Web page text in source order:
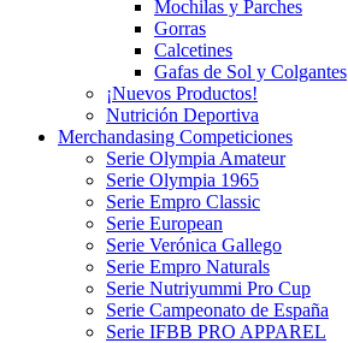
Mochilas y Parches
Gorras
Calcetines
Gafas de Sol y Colgantes
¡Nuevos Productos!
Nutrición Deportiva
Merchandasing Competiciones
Serie Olympia Amateur
Serie Olympia 1965
Serie Empro Classic
Serie European
Serie Verónica Gallego
Serie Empro Naturals
Serie Nutriyummi Pro Cup
Serie Campeonato de España
Serie IFBB PRO APPAREL